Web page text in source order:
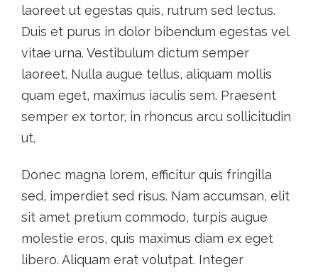
laoreet ut egestas quis, rutrum sed lectus.
Duis et purus in dolor bibendum egestas vel
vitae urna. Vestibulum dictum semper
laoreet. Nulla augue tellus, aliquam mollis
quam eget, maximus iaculis sem. Praesent
semper ex tortor, in rhoncus arcu sollicitudin
ut.
Donec magna lorem, efficitur quis fringilla
sed, imperdiet sed risus. Nam accumsan, elit
sit amet pretium commodo, turpis augue
molestie eros, quis maximus diam ex eget
libero. Aliquam erat volutpat. Integer